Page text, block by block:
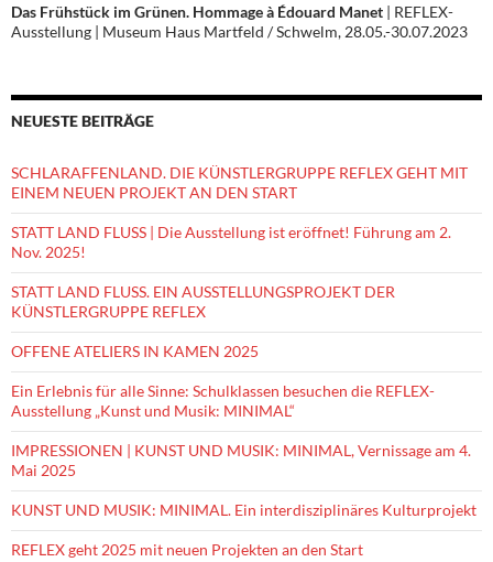
Das Frühstück im Grünen. Hommage à Édouard Manet | REFLEX-
Ausstellung | Museum Haus Martfeld / Schwelm, 28.05.-30.07.2023
NEUESTE BEITRÄGE
SCHLARAFFENLAND. DIE KÜNSTLERGRUPPE REFLEX GEHT MIT
EINEM NEUEN PROJEKT AN DEN START
STATT LAND FLUSS | Die Ausstellung ist eröffnet! Führung am 2.
Nov. 2025!
STATT LAND FLUSS. EIN AUSSTELLUNGSPROJEKT DER
KÜNSTLERGRUPPE REFLEX
OFFENE ATELIERS IN KAMEN 2025
Ein Erlebnis für alle Sinne: Schulklassen besuchen die REFLEX-
Ausstellung „Kunst und Musik: MINIMAL“
IMPRESSIONEN | KUNST UND MUSIK: MINIMAL, Vernissage am 4.
Mai 2025
KUNST UND MUSIK: MINIMAL. Ein interdisziplinäres Kulturprojekt
REFLEX geht 2025 mit neuen Projekten an den Start